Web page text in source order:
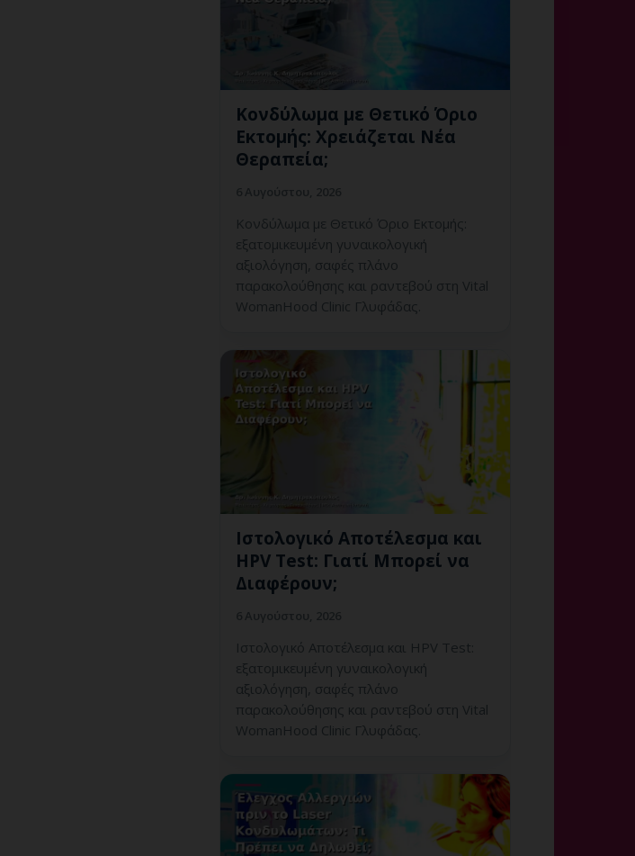
Κονδύλωμα με Θετικό Όριο
Εκτομής: Χρειάζεται Νέα
Θεραπεία;
Κονδύλωμα με Θετικό Όριο Εκτομής:
εξατομικευμένη γυναικολογική
αξιολόγηση, σαφές πλάνο
παρακολούθησης και ραντεβού στη Vital
WomanHood Clinic Γλυφάδας.
Ιστολογικό Αποτέλεσμα και
HPV Test: Γιατί Μπορεί να
Διαφέρουν;
Ιστολογικό Αποτέλεσμα και HPV Test:
εξατομικευμένη γυναικολογική
αξιολόγηση, σαφές πλάνο
παρακολούθησης και ραντεβού στη Vital
WomanHood Clinic Γλυφάδας.